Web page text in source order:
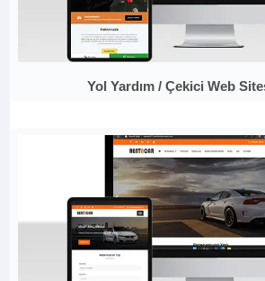
Yol Yardım / Çekici Web